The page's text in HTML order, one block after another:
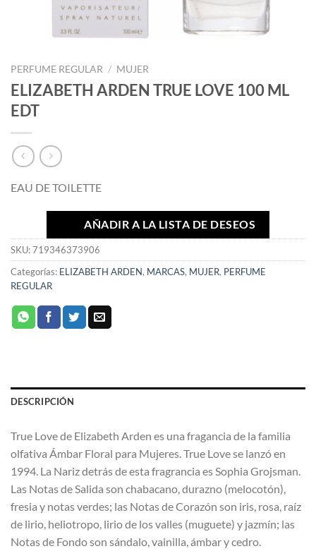
PERFUME REGULAR / MUJER
ELIZABETH ARDEN TRUE LOVE 100 ML
EDT
EAU DE TOILETTE
AÑADIR A LA LISTA DE DESEOS
SKU:719346373906
Categorías: ELIZABETH ARDEN, MARCAS, MUJER, PERFUME
REGULAR
DESCRIPCIÓN
True Love de Elizabeth Arden es una fragancia de la familia
olfativa Ámbar Floral para Mujeres. True Love se lanzó en
1994. La Nariz detrás de esta fragrancia es Sophia Grojsman.
Las Notas de Salida son chabacano, durazno (melocotón),
fresia y notas verdes; las Notas de Corazón son iris, rosa, raíz
de lirio, heliotropo, lirio de los valles (muguete) y jazmín; las
Notas de Fondo son sándalo, vainilla, ámbar y cedro.